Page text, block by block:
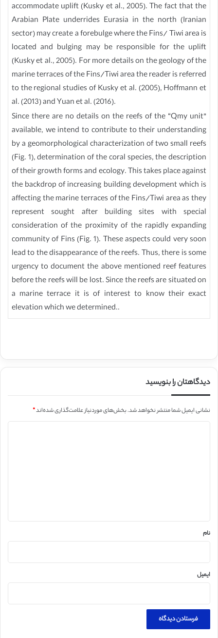
accommodate uplift (Kusky et al., 2005). The fact that the
Arabian Plate underrides Eurasia in the north (Iranian
sector) may create a forebulge where the Fins/ Tiwi area is
located and bulging may be responsible for the uplift
(Kusky et al., 2005). For more details on the geology of the
marine terraces of the Fins/Tiwi area the reader is referred
to the regional studies of Kusky et al. (2005), Hoffmann et
al. (2013) and Yuan et al. (2016).
Since there are no details on the reefs of the “Qmy unit”
available, we intend to contribute to their understanding
by a geomorphological characterization of two small reefs
(Fig. 1), determination of the coral species, the description
of their growth forms and ecology. This takes place against
the backdrop of increasing building development which is
affecting the marine terraces of the Fins/Tiwi area as they
represent sought after building sites with special
consideration of the proximity of the rapidly expanding
community of Fins (Fig. 1). These aspects could very soon
lead to the disappearance of the reefs. Thus, there is some
urgency to document the above mentioned reef features
before the reefs will be lost. Since the reefs are situated on
a marine terrace it is of interest to know their exact
elevation which we determined..
دیدگاهتان را بنویسید
نشانی ایمیل شما منتشر نخواهد شد.بخش‌های موردنیاز علامت‌گذاری شده‌اند*
نام
ایمیل